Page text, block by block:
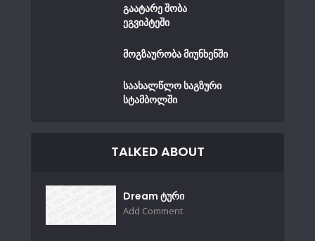
გაატარე შობა
ეგვიპტეში
მოგზაურობა მიუნხენში
საახალწლო საგზური
სტამბოლში
TALKED ABOUT
Dream ტური
Add Comment